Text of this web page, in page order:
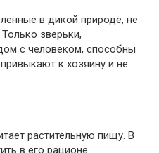
в дикой природе, не
зверьки,
с человеком, способны
к хозяину и не
растительную пищу. В
в его рационе